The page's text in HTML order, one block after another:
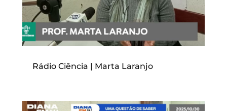
Rádio Ciência | Marta Laranjo